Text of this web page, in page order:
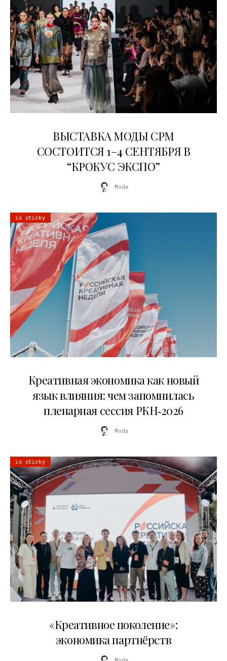
ВЫСТАВКА МОДЫ CPM
СОСТОИТСЯ 1–4 СЕНТЯБРЯ В
“КРОКУС ЭКСПО”
Moda
is sticky
Креативная экономика как новый
язык влияния: чем запомнилась
пленарная сессия РКН‑2026
Moda
is sticky
«Креативное поколение»:
экономика партнёрств